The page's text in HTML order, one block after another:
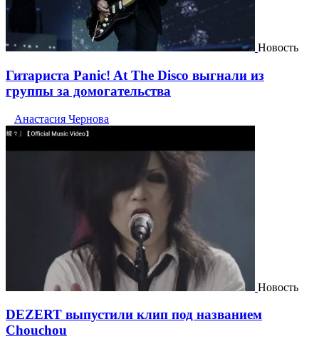
Новость
Гитариста Panic! At The Disco выгнали из
группы за домогательства
Анастасия Чернова
Новость
DEZERT выпустили клип под названием
Chouchou